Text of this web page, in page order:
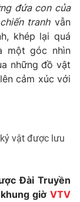
AI
đứa con của
tranhvẫn
khép lại quá
một góc nhìn
những đồ vật
cảm xúc với
vật được lưu
Đài Truyền
giờ VTV